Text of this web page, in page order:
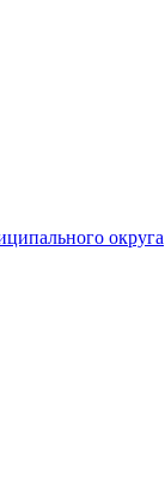
округа